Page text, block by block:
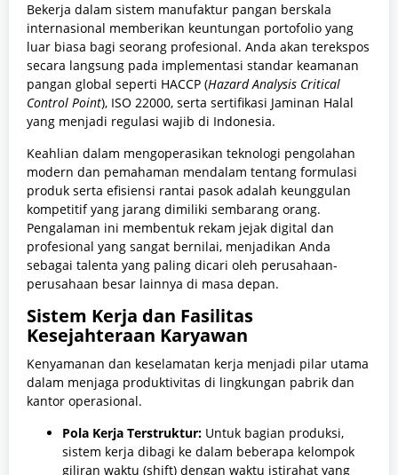
Bekerja dalam sistem manufaktur pangan berskala
internasional memberikan keuntungan portofolio yang
luar biasa bagi seorang profesional. Anda akan terekspos
secara langsung pada implementasi standar keamanan
pangan global seperti HACCP (Hazard Analysis Critical
Control Point), ISO 22000, serta sertifikasi Jaminan Halal
yang menjadi regulasi wajib di Indonesia.
Keahlian dalam mengoperasikan teknologi pengolahan
modern dan pemahaman mendalam tentang formulasi
produk serta efisiensi rantai pasok adalah keunggulan
kompetitif yang jarang dimiliki sembarang orang.
Pengalaman ini membentuk rekam jejak digital dan
profesional yang sangat bernilai, menjadikan Anda
sebagai talenta yang paling dicari oleh perusahaan-
perusahaan besar lainnya di masa depan.
Sistem Kerja dan Fasilitas
Kesejahteraan Karyawan
Kenyamanan dan keselamatan kerja menjadi pilar utama
dalam menjaga produktivitas di lingkungan pabrik dan
kantor operasional.
Pola Kerja Terstruktur: Untuk bagian produksi,
sistem kerja dibagi ke dalam beberapa kelompok
giliran waktu (shift) dengan waktu istirahat yang